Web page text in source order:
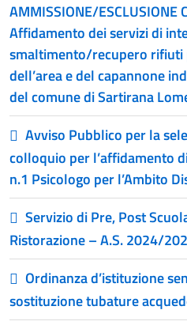
AMMISSIONE/ESCLUSIONE
Affidamento dei servizi di
smaltimento/recupero rifiuti
dell’area e del capannone
del comune di Sartirana
Avviso Pubblico per la
colloquio per l’affidamento
n.1 Psicologo per l’Ambito
Servizio di Pre, Post
Ristorazione – A.S. 2024/
Ordinanza d’istituzione
sostituzione tubature